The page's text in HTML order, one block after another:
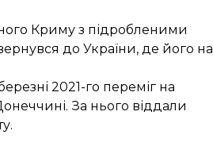
Криму з підробленими
до України, де його на
2021-го переміг на
За нього віддали